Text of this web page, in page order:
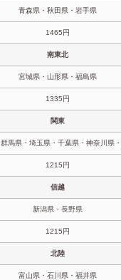
青森県・秋田県・岩手県
1465円
南東北
宮城県・山形県・福島県
1335円
関東
馬県・埼玉県・千葉県・神奈川県
1215円
信越
新潟県・長野県
1215円
北陸
富山県・石川県・福井県